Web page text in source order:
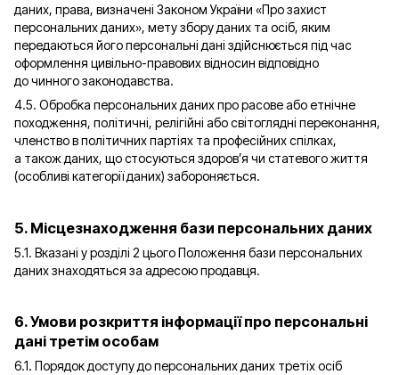
даних, права, визначені Законом України «Про захист
персональних даних», мету збору даних та осіб, яким
передаються його персональні дані здійснюється під час
оформлення цивільно-правових відносин відповідно
до чинного законодавства.
4.5. Обробка персональних даних про расове або етнічне
походження, політичні, релігійні або світоглядні переконання,
членство в політичних партіях та професійних спілках,
а також даних, що стосуються здоров’я чи статевого життя
(особливі категорії даних) забороняється.
5. Місцезнаходження бази персональних даних
5.1. Вказані у розділі 2 цього Положення бази персональних
даних знаходяться за адресою продавця.
6. Умови розкриття інформації про персональні
дані третім особам
6.1. Порядок доступу до персональних даних третіх осіб